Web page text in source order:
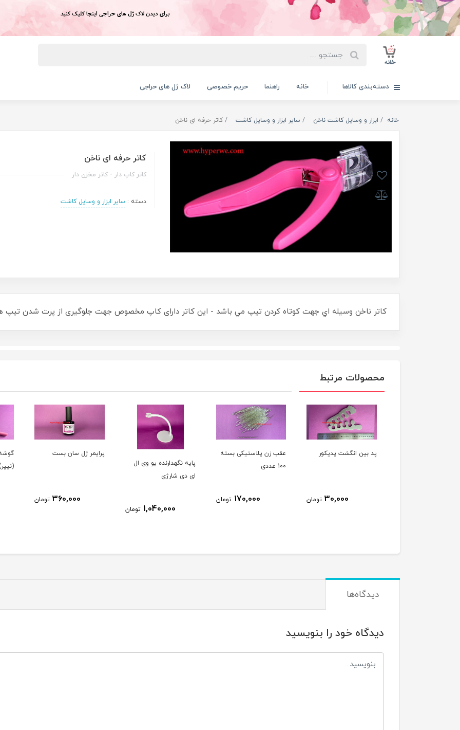
برای دیدن لاک ژل های حراجی اینجا کلیک کنید
دسته‌بندی کالاها خانه راهنما حریم خصوصی لاک ژل های حراجی
خانه ابزار و وسایل کاشت ناخن سایر ابزار و وسایل کاشت کاتر حرفه ای ناخن
کاتر حرفه ای ناخن
کاتر کاپ دار - کاتر مخزن دار
دسته : سایر ابزار و وسایل کاشت
کاتر ناخن وسيله اي جهت کوتاه کردن تيپ مي باشد - این کاتر دارای کاپ مخصوص جهت جلوگیری از پرت شدن تیپ
محصولات مرتبط
عقب زن پلاستیکی بسته
170,000 تومان
پایه نگهدارنده یو وی ال
گوشه گير ناخن انبري
390,000 تومان
پد
4720
دیدگاه‌ها
دیدگاه خود را بنویسید